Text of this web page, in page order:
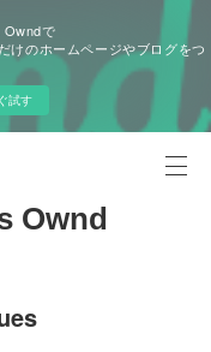
Owndで
けのホームページやブログをつ
試す
Ownd